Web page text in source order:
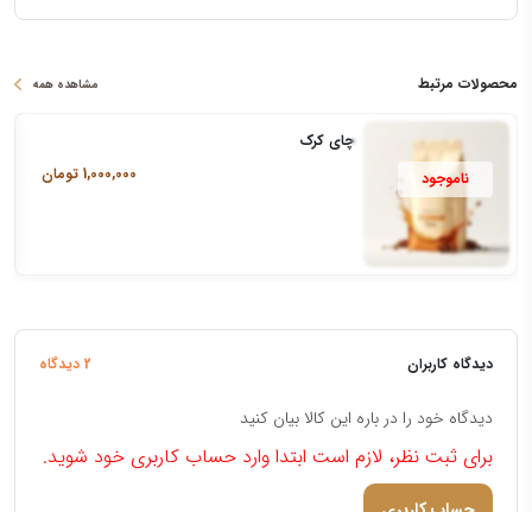
محصولات مرتبط مشاهده همه
چای کرک
1,000,000 تومان
دیدگاه کاربران 2 دیدگاه
دیدگاه خود را در باره این کالا بیان کنید
برای ثبت نظر، لازم است ابتدا وارد حساب کاربری خود شوید.